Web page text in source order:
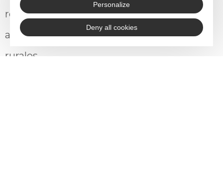
réussite des projets entrepreneuriaux et
au développement des collectivités
rurales.
Personalize
Deny all cookies